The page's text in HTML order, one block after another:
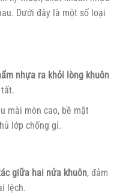
Dưới đây là một số loại
nhựa ra khỏi lòng khuôn
mài mòn cao, bề mặt
lớp chống gỉ.
giữa hai nửa khuôn, đảm
lệch.